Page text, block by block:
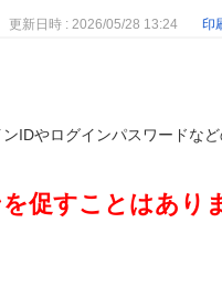
更新日時 : 2026/05/28 13:24 印
IDやログインパスワードな
促すことはあり